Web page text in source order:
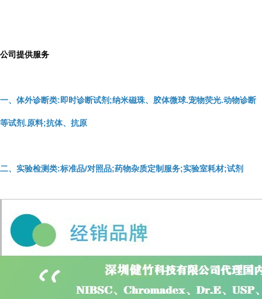
公司提供服务
一、体外诊断类:即时诊断试剂;纳米磁珠、胶体微球.宠物荧光.动物诊断
等试剂.原料;抗体、抗原
二、实验检测类:标准品/对照品;药物杂质定制服务;实验室耗材;试剂